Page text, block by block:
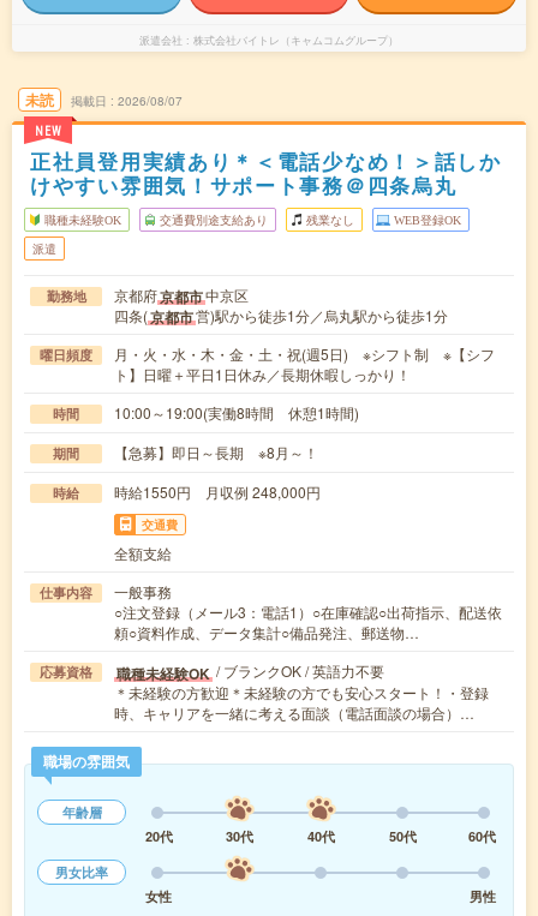
派遣会社 株式会社バイトレ（キャムコムグループ）
未読
NEW
掲載日 2026/08/07
正社員登用実績あり＊＜電話少なめ！＞話しか
けやすい雰囲気！サポート事務＠四条烏丸
職種未経験OK 交通費別途支給あり 残業なし WEB登録OK
派遣
勤務地 京都府京都市中京区
四条(京都市営)駅から徒歩1分／烏丸駅から徒歩1分
曜日頻度
月・火・水・木・金・土・祝(週5日) ※シフト制 ※【シフ
ト】日曜＋平日1日休み／長期休暇しっかり！
時間 10:00～19:00(実働8時間 休憩1時間)
期間 【急募】即日～長期 ※8月～！
時給 時給1550円 月収例 248,000円
交通費
全額支給
仕事内容
一般事務
○注文登録（メール3：電話1）○在庫確認○出荷指示、配送依
頼○資料作成、データ集計○備品発注、郵送物…
応募資格 職種未経験OK / ブランクOK / 英語力不要
＊未経験の方歓迎＊未経験の方でも安心スタート！・登録
時、キャリアを一緒に考える面談（電話面談の場合）…
職場の雰囲気
年齢層
20代
30代 40代 50代
60代
男女比率
女性
男性